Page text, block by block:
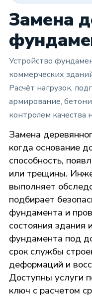
Замена
Устройство
коммерческих
Расчёт нагрузок,
армирование,
контролем качества
Замена
когда основание
способность,
или трещины.
выполняет
подбирает
фундамента и
состояния здания
фундамента под
срок службы
деформаций и
Доступны услуги
ключ с расчетом